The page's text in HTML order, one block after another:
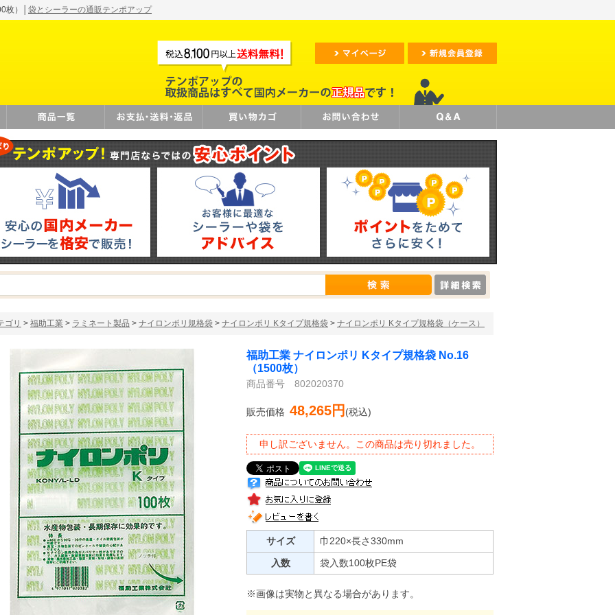
枚）│ 袋とシーラーの通販テンポアップ
ゴリ > 福助工業 > ラミネート製品 > ナイロンポリ規格袋 > ナイロンポリ Kタイプ規格袋 > ナイロンポリ Kタイプ規格袋（ケース）
福助工業 ナイロンポリ Kタイプ規格袋 No.16
（1500枚）
商品番号 802020370
販売価格 48,265円 (税込)
申し訳ございません。この商品は売り切れました。
サイズ 巾220×長さ330mm
入数 袋入数100枚PE袋
※画像は実物と異なる場合があります。